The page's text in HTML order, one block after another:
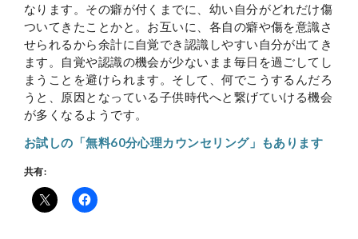
なります。その癖が付くまでに、幼い自分がどれだけ傷
ついてきたことかと。お互いに、各自の癖や傷を意識さ
せられるから余計に自覚でき認識しやすい自分が出てき
ます。自覚や認識の機会が少ないまま毎日を過ごしてし
まうことを避けられます。そして、何でこうするんだろ
うと、原因となっている子供時代へと繋げていける機会
が多くなるようです。
お試しの「無料60分心理カウンセリング」もあります
共有: